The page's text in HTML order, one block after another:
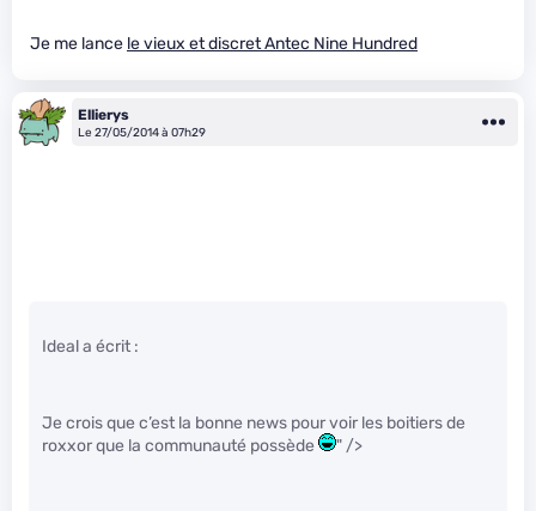
Je me lance le vieux et discret Antec Nine Hundred
Ellierys
Le 27/05/2014 à 07h29
Ideal a écrit :
Je crois que c’est la bonne news pour voir les boitiers de
roxxor que la communauté possède
" />